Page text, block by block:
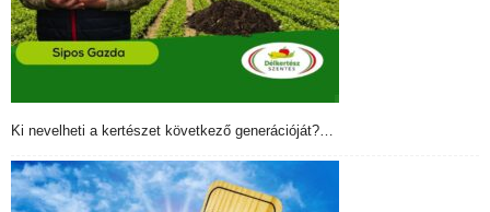
Ki nevelheti a kertészet következő generációját?…